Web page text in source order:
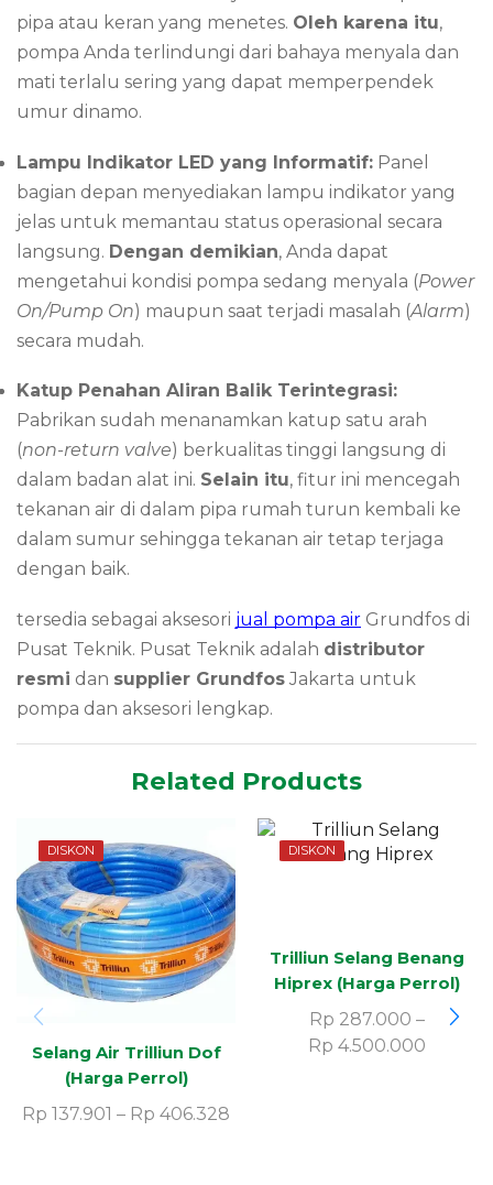
pipa atau keran yang menetes. Oleh karena itu,
pompa Anda terlindungi dari bahaya menyala dan
mati terlalu sering yang dapat memperpendek
umur dinamo.
Lampu Indikator LED yang Informatif: Panel
bagian depan menyediakan lampu indikator yang
jelas untuk memantau status operasional secara
langsung. Dengan demikian, Anda dapat
mengetahui kondisi pompa sedang menyala (Power
On/Pump On) maupun saat terjadi masalah (Alarm)
secara mudah.
Katup Penahan Aliran Balik Terintegrasi:
Pabrikan sudah menanamkan katup satu arah
(non-return valve) berkualitas tinggi langsung di
dalam badan alat ini. Selain itu, fitur ini mencegah
tekanan air di dalam pipa rumah turun kembali ke
dalam sumur sehingga tekanan air tetap terjaga
dengan baik.
tersedia sebagai aksesori jual pompa air Grundfos di
Pusat Teknik. Pusat Teknik adalah distributor
resmi dan supplier Grundfos Jakarta untuk
pompa dan aksesori lengkap.
Related Products
DISKON
Selang Air Trilliun Dof
(Harga Perrol)
Rp 137.901 – Rp 406.328
DISKON
Trilliun Selang Benang
Hiprex (Harga Perrol)
Rp 287.000 –
Rp 4.500.000